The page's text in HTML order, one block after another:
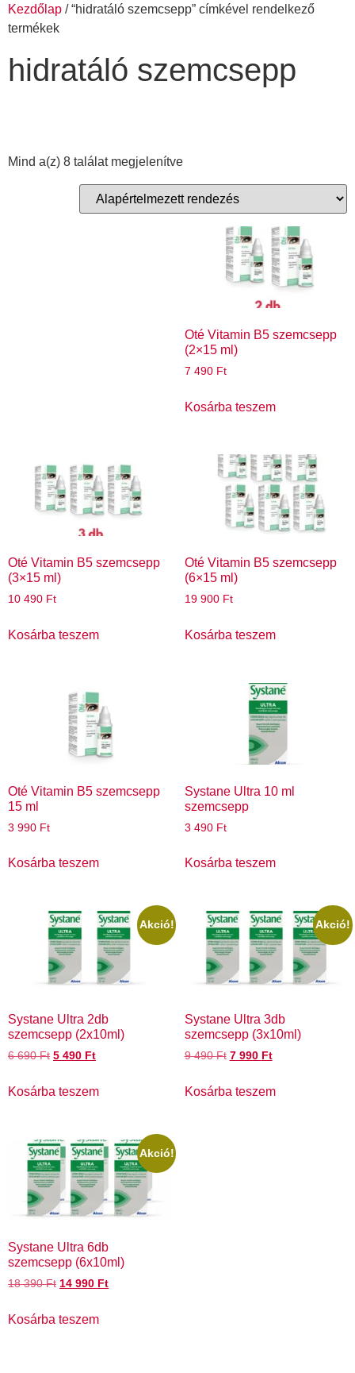
Kezdőlap / “hidratáló szemcsepp” címkével rendelkező
termékek
hidratáló szemcsepp
Mind a(z) 8 találat megjelenítve
Oté Vitamin B5 szemcsepp
(2×15 ml)
7 490 Ft
Kosárba teszem
Oté Vitamin B5 szemcsepp
(3×15 ml)
10 490 Ft
Kosárba teszem
Oté Vitamin B5 szemcsepp
(6×15 ml)
19 900 Ft
Kosárba teszem
Oté Vitamin B5 szemcsepp
15 ml
3 990 Ft
Kosárba teszem
Systane Ultra 10 ml
szemcsepp
3 490 Ft
Kosárba teszem
Akció!
Systane Ultra 2db
szemcsepp (2x10ml)
6 690Ft 5 490 Ft
Kosárba teszem
Akció!
Systane Ultra 3db
szemcsepp (3x10ml)
9 490Ft 7 990 Ft
Kosárba teszem
Akció!
Systane Ultra 6db
szemcsepp (6x10ml)
18 390Ft 14 990 Ft
Kosárba teszem